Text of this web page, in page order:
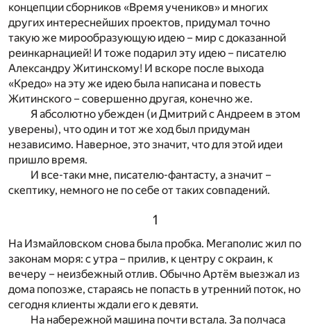
концепции сборников «Время учеников» и многих
других интереснейших проектов, придумал точно
такую же мирообразующую идею – мир с доказанной
реинкарнацией! И тоже подарил эту идею – писателю
Александру Житинскому! И вскоре после выхода
«Кредо» на эту же идею была написана и повесть
Житинского – совершенно другая, конечно же.
Я абсолютно убежден (и Дмитрий с Андреем в этом
уверены), что один и тот же ход был придуман
независимо. Наверное, это значит, что для этой идеи
пришло время.
И все-таки мне, писателю-фантасту, а значит –
скептику, немного не по себе от таких совпадений.
1
На Измайловском снова была пробка. Мегаполис жил по
законам моря: с утра – прилив, к центру с окраин, к
вечеру – неизбежный отлив. Обычно Артём выезжал из
дома попозже, стараясь не попасть в утренний поток, но
сегодня клиенты ждали его к девяти.
На набережной машина почти встала. За полчаса